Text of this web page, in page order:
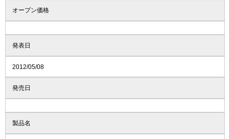
オープン価格
発表日
2012/05/08
発売日
製品名